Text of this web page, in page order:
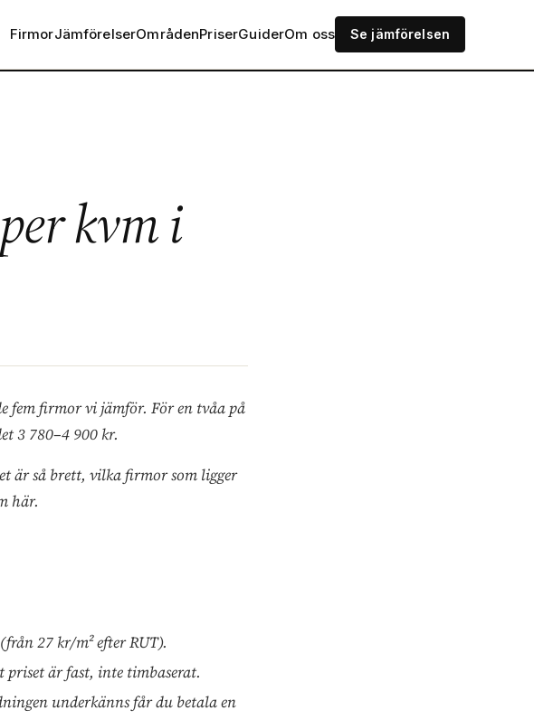
FirmorJämförelserOmrådenPriserGuiderOm oss Se jämförelsen
kvm i
fem firmor vi jämför. För en tvåa på
3 780–4 900 kr.
är så brett, vilka firmor som ligger
här.
27 kr/m² efter RUT).
är fast, inte timbaserat.
underkänns får du betala en